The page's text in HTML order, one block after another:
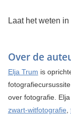
Laat het weten
Over de
Elja Trum is
fotografiecursussite
over fotografie.
zwart-witfotografie,